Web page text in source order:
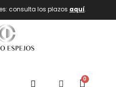
consulta los plazos aquí.